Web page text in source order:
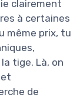
clairement
à certaines
même prix, tu
tige. Là, on
de